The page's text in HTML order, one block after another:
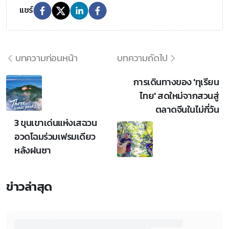
แชร์
บทความก่อนหน้า
3 ขุนเขาเด่นแห่งเสฉวน
อวดโฉมร่วมเฟรมเดียว
หลังฝนซา
บทความถัดไป
การเดินทางของ 'ทุเรียน
ไทย' สดใหม่จากสวนสู่
ตลาดจีนในไม่กี่วัน
ข่าวล่าสุด